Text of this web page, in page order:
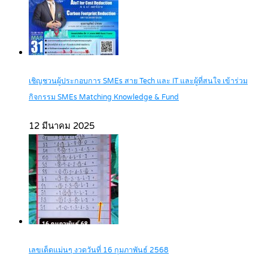
เชิญชวนผู้ประกอบการ SMEs สาย Tech และ IT และผู้ที่สนใจ เข้าร่วม
กิจกรรม SMEs Matching Knowledge & Fund
12 มีนาคม 2025
เลขเด็ดแม่นๆ งวดวันที่ 16 กุมภาพันธ์ 2568